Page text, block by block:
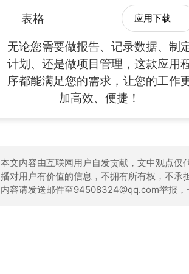
表格 应用下载
无论您需要做报告、记录数据、制
计划、还是做项目管理，这款应用
序都能满足您的需求，让您的工作
加高效、便捷！
本文内容由互联网用户自发贡献，文中观点
播对用户有价值的信息，不拥有所有权，不
内容请发送邮件至94508324@qq.com举报，